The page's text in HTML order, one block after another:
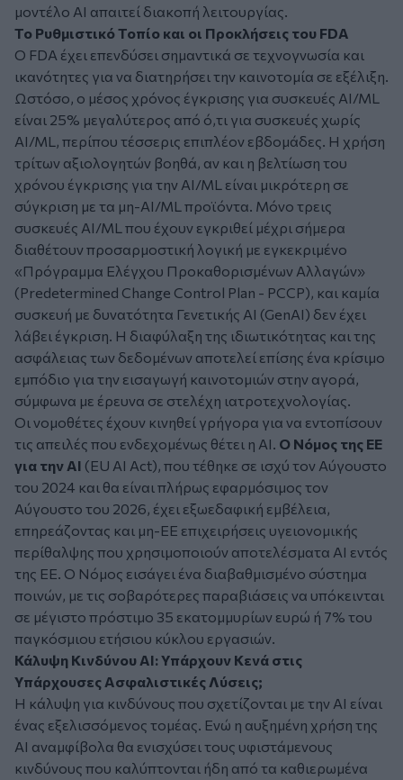
μοντέλο AI απαιτεί διακοπή λειτουργίας.
Το Ρυθμιστικό Τοπίο και οι Προκλήσεις του FDA
Ο FDA έχει επενδύσει σημαντικά σε τεχνογνωσία και
ικανότητες για να διατηρήσει την καινοτομία σε εξέλιξη.
Ωστόσο, ο μέσος χρόνος έγκρισης για συσκευές AI/ML
είναι 25% μεγαλύτερος από ό,τι για συσκευές χωρίς
AI/ML, περίπου τέσσερις επιπλέον εβδομάδες. Η χρήση
τρίτων αξιολογητών βοηθά, αν και η βελτίωση του
χρόνου έγκρισης για την AI/ML είναι μικρότερη σε
σύγκριση με τα μη-AI/ML προϊόντα. Μόνο τρεις
συσκευές AI/ML που έχουν εγκριθεί μέχρι σήμερα
διαθέτουν προσαρμοστική λογική με εγκεκριμένο
«Πρόγραμμα Ελέγχου Προκαθορισμένων Αλλαγών»
(Predetermined Change Control Plan - PCCP), και καμία
συσκευή με δυνατότητα Γενετικής AI (GenAI) δεν έχει
λάβει έγκριση. Η διαφύλαξη της ιδιωτικότητας και της
ασφάλειας των δεδομένων αποτελεί επίσης ένα κρίσιμο
εμπόδιο για την εισαγωγή καινοτομιών στην αγορά,
σύμφωνα με έρευνα σε στελέχη ιατροτεχνολογίας.
Οι νομοθέτες έχουν κινηθεί γρήγορα για να εντοπίσουν
τις απειλές που ενδεχομένως θέτει η AI. Ο Νόμος της ΕΕ
για την AI (EU AI Act), που τέθηκε σε ισχύ τον Αύγουστο
του 2024 και θα είναι πλήρως εφαρμόσιμος τον
Αύγουστο του 2026, έχει εξωεδαφική εμβέλεια,
επηρεάζοντας και μη-ΕΕ επιχειρήσεις υγειονομικής
περίθαλψης που χρησιμοποιούν αποτελέσματα AI εντός
της ΕΕ. Ο Νόμος εισάγει ένα διαβαθμισμένο σύστημα
ποινών, με τις σοβαρότερες παραβιάσεις να υπόκεινται
σε μέγιστο πρόστιμο 35 εκατομμυρίων ευρώ ή 7% του
παγκόσμιου ετήσιου κύκλου εργασιών.
Κάλυψη Κινδύνου AI: Υπάρχουν Κενά στις
Υπάρχουσες Ασφαλιστικές Λύσεις;
Η κάλυψη για κινδύνους που σχετίζονται με την AI είναι
ένας εξελισσόμενος τομέας. Ενώ η αυξημένη χρήση της
AI αναμφίβολα θα ενισχύσει τους υφιστάμενους
κινδύνους που καλύπτονται ήδη από τα καθιερωμένα